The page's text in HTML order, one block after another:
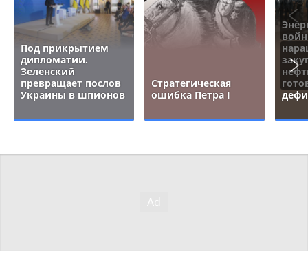
Под прикрытием
дипломатии.
Зеленский
превращает послов
Украины в шпионов
Стратегическая
ошибка Петра I